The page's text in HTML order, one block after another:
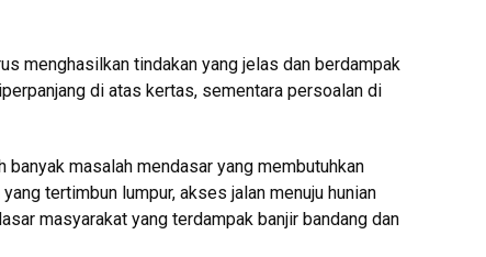
menghasilkan tindakan yang jelas dan berdampak
di atas kertas, sementara persoalan di
masalah mendasar yang membutuhkan
tertimbun lumpur, akses jalan menuju hunian
masyarakat yang terdampak banjir bandang dan